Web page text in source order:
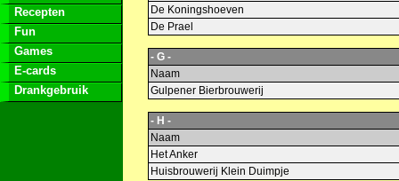
Recepten
Fun
Games
E-cards
Drankgebruik
De Koningshoeven
De Prael
- G -
Naam
Gulpener Bierbrouwerij
- H -
Naam
Het Anker
Huisbrouwerij Klein Duimpje